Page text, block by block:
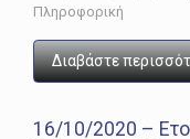
Πληροφορική
Διαβάστε
16/10/2020 –